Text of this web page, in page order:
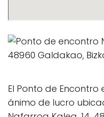
El Ponto de
ánimo de lucro